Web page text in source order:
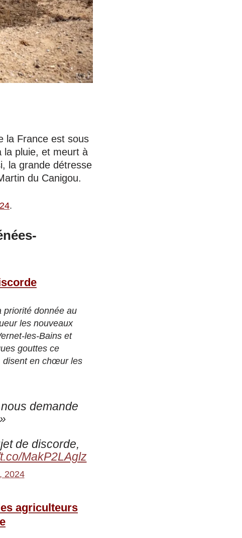
la France est sous
la pluie, et meurt à
la grande détresse
du Canigou.
.
priorité donnée au
les nouveaux
les-Bains et
gouttes ce
disent en chœur les
demande
de discorde,
MakP2LAglz
2024
agriculteurs